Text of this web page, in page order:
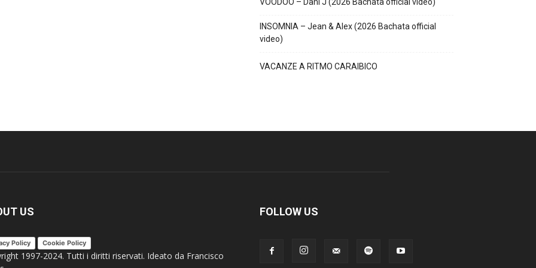
VOODOO – Dani J (2026 Bachata official video)
INSOMNIA – Jean & Alex (2026 Bachata official
video)
VACANZE A RITMO CARAIBICO
US
Policy Cookie Policy
1997-2024. Tutti i diritti riservati. Ideato da Francisco
FOLLOW US